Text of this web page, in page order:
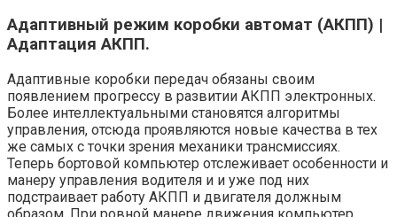
Адаптивный режим коробки автомат (АКПП) |
Адаптация АКПП.
Адаптивные коробки передач обязаны своим
появлением прогрессу в развитии АКПП электронных.
Более интеллектуальными становятся алгоритмы
управления, отсюда проявляются новые качества в тех
же самых с точки зрения механики трансмиссиях.
Теперь бортовой компьютер отслеживает особенности и
манеру управления водителя и и уже под них
подстраивает работу АКПП и двигателя должным